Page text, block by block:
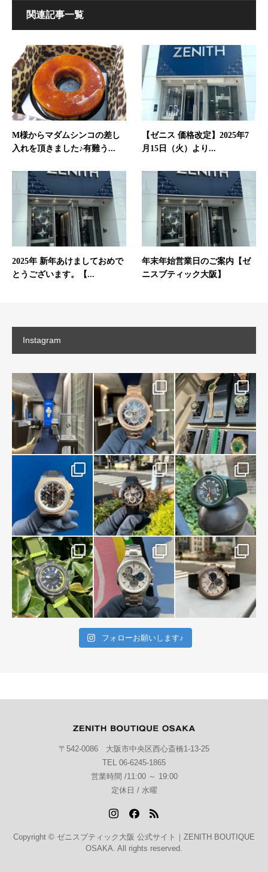
関連記事一覧
M様からマダムシンコの差し
入れを頂きました♪有難う...
【ゼニス 価格改定】2025年7
月15日（火）より...
2025年 新年あけましておめで
とうございます。【...
年末年始営業日のご案内【ゼ
ニスブティック大阪】
Instagram
フォローお願いします♪
〒542-0086 大阪市中央区西心斎橋1-13-25
TEL 06-6245-1865
営業時間 /11:00 ～ 19:00
定休日 / 水曜
Copyright © ゼニスブティック大阪 公式サイト｜ZENITH BOUTIQUE
OSAKA. All rights reserved.